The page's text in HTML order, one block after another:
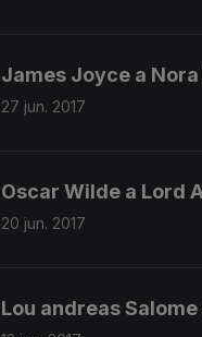
James Joyce a
27 jun. 2017
Oscar Wilde a Lord
20 jun. 2017
Lou andreas Salome